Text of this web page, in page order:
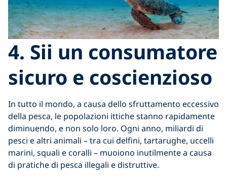
4. Sii un consumatore
sicuro e coscienzioso
In tutto il mondo, a causa dello sfruttamento eccessivo
della pesca, le popolazioni ittiche stanno rapidamente
diminuendo, e non solo loro. Ogni anno, miliardi di
pesci e altri animali – tra cui delfini, tartarughe, uccelli
marini, squali e coralli – muoiono inutilmente a causa
di pratiche di pesca illegali e distruttive.